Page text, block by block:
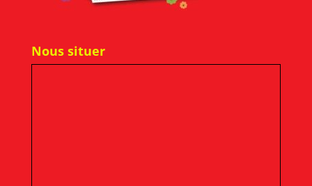
Nous situer